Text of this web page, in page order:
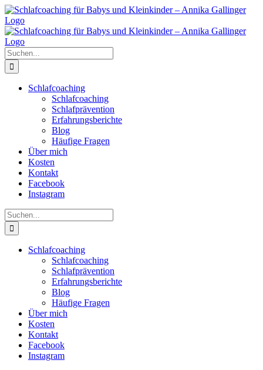
Zum
Inhalt
springen
Suche
nach:
Schlafcoaching
Schlafcoaching
Schlafprävention
Erfahrungsberichte
Blog
Häufige Fragen
Über mich
Kosten
Kontakt
Facebook
Instagram
Suche
nach:
Schlafcoaching
Schlafcoaching
Schlafprävention
Erfahrungsberichte
Blog
Häufige Fragen
Über mich
Kosten
Kontakt
Facebook
Instagram